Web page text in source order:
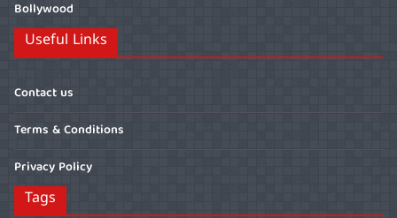
Bollywood
Useful Links
Contact us
Terms & Conditions
Privacy Policy
Tags